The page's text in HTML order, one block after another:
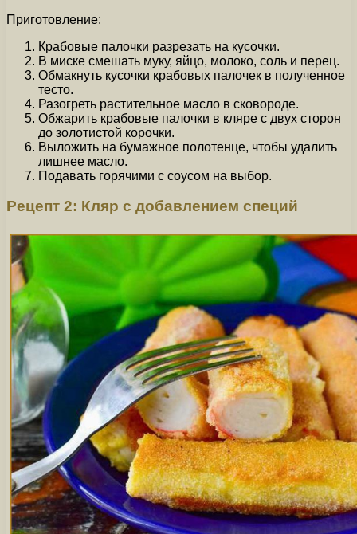
Приготовление:
Крабовые палочки разрезать на кусочки.
В миске смешать муку, яйцо, молоко, соль и перец.
Обмакнуть кусочки крабовых палочек в полученное
тесто.
Разогреть растительное масло в сковороде.
Обжарить крабовые палочки в кляре с двух сторон
до золотистой корочки.
Выложить на бумажное полотенце, чтобы удалить
лишнее масло.
Подавать горячими с соусом на выбор.
Рецепт 2: Кляр с добавлением специй